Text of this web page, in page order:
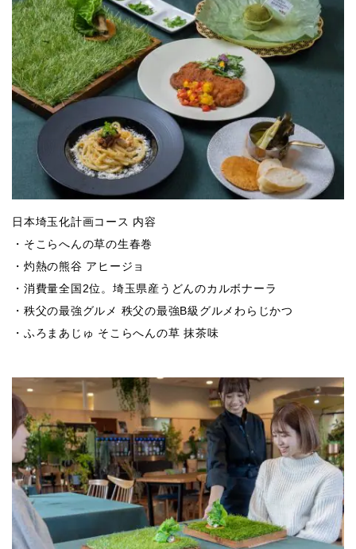
日本埼玉化計画コース 内容
・そこらへんの草の生春巻
・灼熱の熊谷 アヒージョ
・消費量全国2位。埼玉県産うどんのカルボナーラ
・秩父の最強グルメ 秩父の最強B級グルメわらじかつ
・ふろまあじゅ そこらへんの草 抹茶味